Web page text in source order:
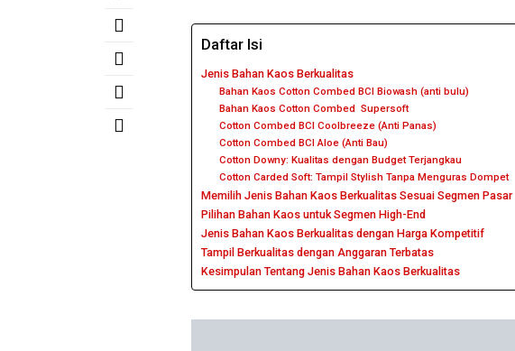
Daftar Isi
Jenis Bahan Kaos Berkualitas
Bahan Kaos Cotton Combed BCI Biowash (anti bulu)
Bahan Kaos Cotton Combed Supersoft
Cotton Combed BCI Coolbreeze (Anti Panas)
Cotton Combed BCI Aloe (Anti Bau)
Cotton Downy: Kualitas dengan Budget Terjangkau
Cotton Carded Soft: Tampil Stylish Tanpa Menguras Dompet
Memilih Jenis Bahan Kaos Berkualitas Sesuai Segmen Pasar
Pilihan Bahan Kaos untuk Segmen High-End
Jenis Bahan Kaos Berkualitas dengan Harga Kompetitif
Tampil Berkualitas dengan Anggaran Terbatas
Kesimpulan Tentang Jenis Bahan Kaos Berkualitas